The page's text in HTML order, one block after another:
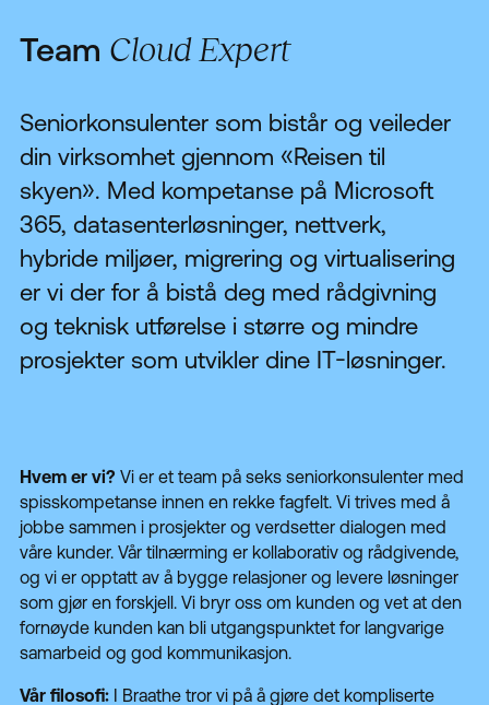
Team Cloud Expert
Seniorkonsulenter som bistår og veileder
din virksomhet gjennom «Reisen til
skyen». Med kompetanse på Microsoft
365, datasenterløsninger, nettverk,
hybride miljøer, migrering og virtualisering
er vi der for å bistå deg med rådgivning
og teknisk utførelse i større og mindre
prosjekter som utvikler dine IT-løsninger.
Hvem er vi? Vi er et team på seks seniorkonsulenter med
spisskompetanse innen en rekke fagfelt. Vi trives med å
jobbe sammen i prosjekter og verdsetter dialogen med
våre kunder. Vår tilnærming er kollaborativ og rådgivende,
og vi er opptatt av å bygge relasjoner og levere løsninger
som gjør en forskjell. Vi bryr oss om kunden og vet at den
fornøyde kunden kan bli utgangspunktet for langvarige
samarbeid og god kommunikasjon.
Vår filosofi:I Braathe tror vi på å gjøre det kompliserte